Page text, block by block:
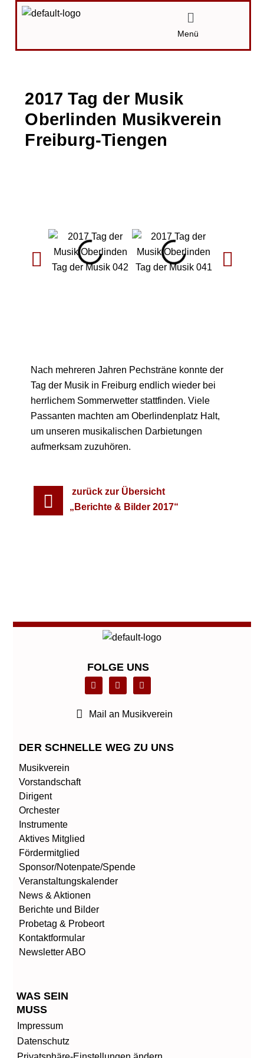
Zum
Menü
Menü
2017 Tag der Musik
Oberlinden Musikverein
Freiburg-Tiengen
Nach mehreren Jahren Pechsträne konnte der
Tag der Musik in Freiburg endlich wieder bei
herrlichem Sommerwetter stattfinden. Viele
Passanten machten am Oberlindenplatz Halt,
um unseren musikalischen Darbietungen
aufmerksam zuzuhören.
zurück zur Übersicht
„Berichte & Bilder 2017“
FOLGE UNS
F
a
c
b
o
L
i
n
d
T
w
i
t
e
Mail an Musikverein
DER SCHNELLE WEG ZU UNS
Musikverein
Vorstandschaft
Dirigent
Orchester
Instrumente
Aktives Mitglied
Fördermitglied
Sponsor/Notenpate/Spende
Veranstaltungskalender
News & Aktionen
Berichte und Bilder
Probetag & Probeort
Kontaktformular
Newsletter ABO
WAS SEIN
MUSS
Impressum
Datenschutz